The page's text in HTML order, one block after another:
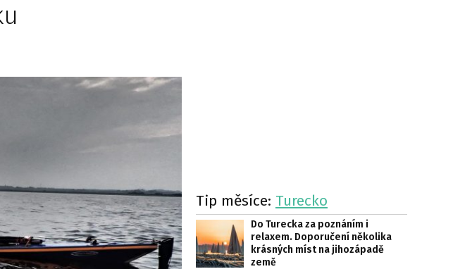
Tip měsíce: Turecko
Do Turecka za poznáním i
relaxem. Doporučení několika
krásných míst na jihozápadě
země